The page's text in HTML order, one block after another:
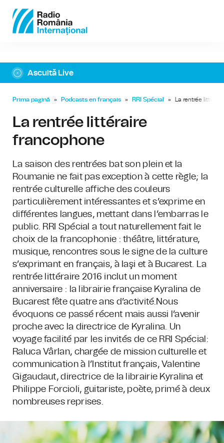
Ascultă Live
Prima pagină » Podcasts en français » RRI Spécial » La rentrée
La rentrée littéraire
francophone
La saison des rentrées bat son plein et la
Roumanie ne fait pas exception à cette règle; la
rentrée culturelle affiche des couleurs
particulièrement intéressantes et s’exprime en
différentes langues, mettant dans l’embarras le
public. RRI Spécial a tout naturellement fait le
choix de la francophonie : théâtre, littérature,
musique, rencontres sous le signe de la culture
s’exprimant en français, à Iaşi et à Bucarest. La
rentrée littéraire 2016 inclut un moment
anniversaire : la librairie française Kyralina de
Bucarest fête quatre ans d’activité.Nous
évoquons ce passé récent mais aussi l’avenir
proche avec la directrice de Kyralina. Un
voyage facilité par les invités de ce RRI Spécial:
Raluca Vârlan, chargée de mission culturelle et
communication à l’Institut français, Valentine
Gigaudaut, directrice de la librairie Kyralina et
Philippe Forcioli, guitariste, poète, primé à deux
nombreuses reprises.